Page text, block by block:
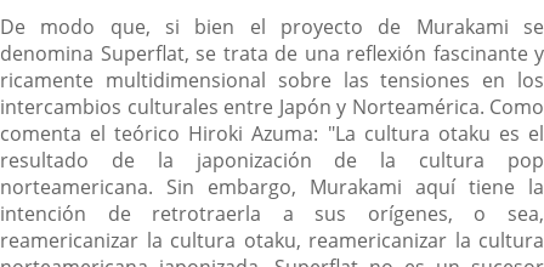
De modo que, si bien el proyecto de Murakami se
denomina Superflat, se trata de una reflexión fascinante y
ricamente multidimensional sobre las tensiones en los
intercambios culturales entre Japón y Norteamérica. Como
comenta el teórico Hiroki Azuma: "La cultura otaku es el
resultado de la japonización de la cultura pop
norteamericana. Sin embargo, Murakami aquí tiene la
intención de retrotraerla a sus orígenes, o sea,
reamericanizar la cultura otaku, reamericanizar la cultura